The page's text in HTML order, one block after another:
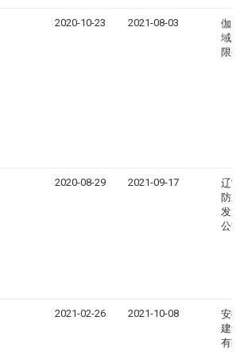
2020-10-23 2021-08-03
伽师
域果
限公
2020-08-29 2021-09-17
辽宁
防水
发展
公司
2021-02-26 2021-10-08
安徽
建设
有限